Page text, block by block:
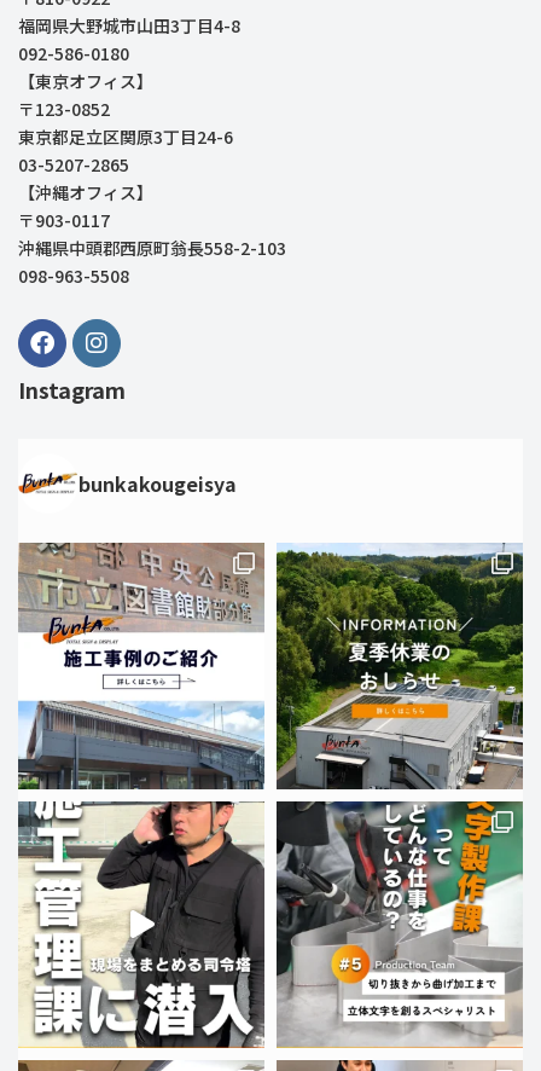
福岡県大野城市山田3丁目4-8
092-586-0180
【東京オフィス】
〒123-0852
東京都足立区関原3丁目24-6
03-5207-2865
【沖縄オフィス】
〒903-0117
沖縄県中頭郡西原町翁長558-2-103
098-963-5508
Instagram
bunkakougeisya